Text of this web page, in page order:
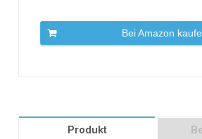
Bei Amazon
Produkt